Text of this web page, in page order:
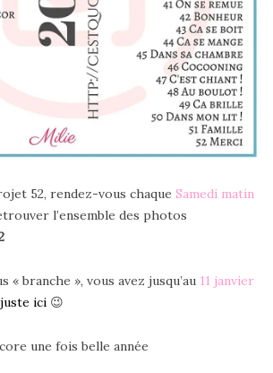
52, rendez-vous chaque Samedi matin
l’ensemble des photos
« branche », vous avez jusqu’au 11 janvier
juste ici 😉
une fois belle année